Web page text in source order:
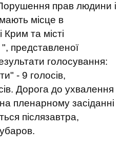
прав людини і
місце в
Крим та місті
представленої
голосування:
- 9 голосів,
Дорога до ухвалення
пленарному засіданні
післязавтра,